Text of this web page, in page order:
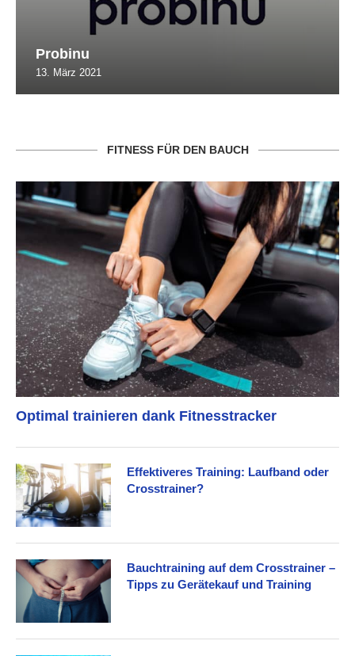
Probinu
13. März 2021
FITNESS FÜR DEN BAUCH
Optimal trainieren dank Fitnesstracker
Effektiveres Training: Laufband oder
Crosstrainer?
Bauchtraining auf dem Crosstrainer –
Tipps zu Gerätekauf und Training